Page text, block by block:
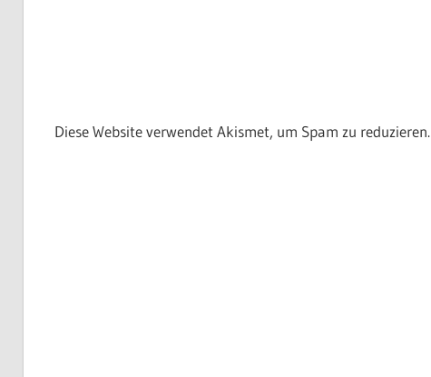
Diese Website verwendet Akismet, um Spam zu reduzieren.